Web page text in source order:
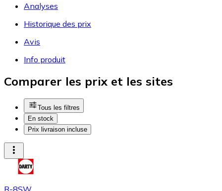
Analyses
Historique des prix
Avis
Info produit
Comparer les prix et les sites
Tous les filtres
En stock
Prix livraison incluse